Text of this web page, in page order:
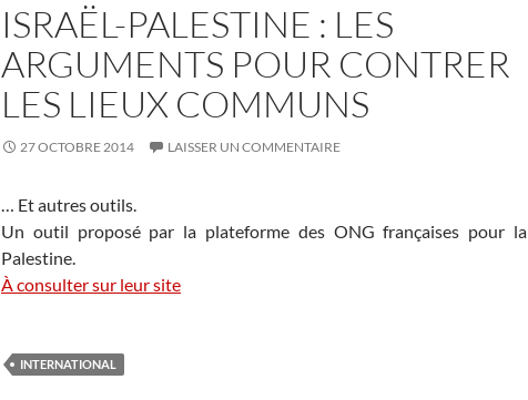
ISRAËL-PALESTINE : LES
ARGUMENTS POUR CONTRER
LES LIEUX COMMUNS
27 OCTOBRE 2014 LAISSER UN COMMENTAIRE
… Et autres outils.
Un outil proposé par la plateforme des ONG françaises pour la
Palestine.
À consulter sur leur site
INTERNATIONAL